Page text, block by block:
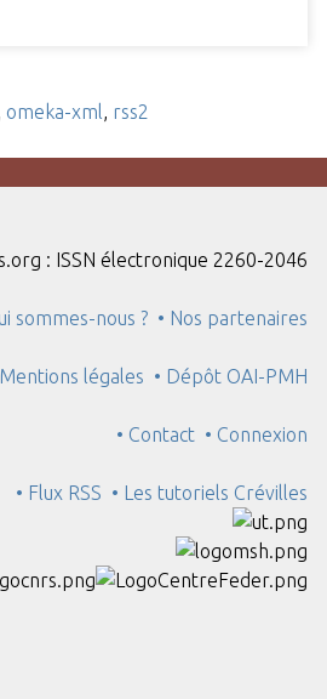
omeka-xml rss2
: ISSN électronique 2260-2046
sommes-nous ? • Nos partenaires
légales • Dépôt OAI-PMH
• Contact • Connexion
• Flux RSS • Les tutoriels Crévilles